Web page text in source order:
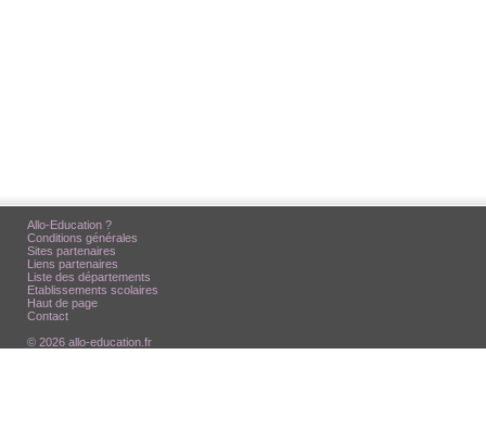
Allo-Education ?
Conditions générales
Sites partenaires
Liens partenaires
Liste des départements
Etablissements scolaires
Haut de page
Contact
© 2026 allo-education.fr